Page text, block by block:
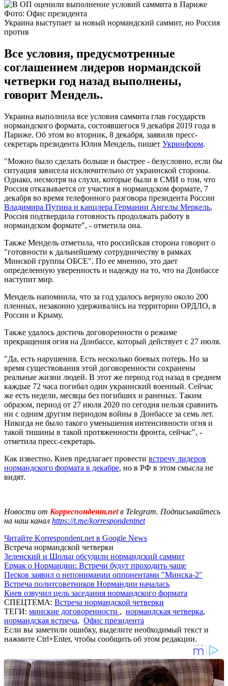
Фото: Офис президента
Украина выступает за новый нормандский саммит, но Россия
против
Все условия, предусмотренные
соглашением лидеров нормандской
четверки год назад выполнены,
говорит Мендель.
Украина выполнила все условия саммита глав государств
нормандского формата, состоявшегося 9 декабря 2019 года в
Париже. Об этом во вторник, 8 декабря, заявилв пресс-
секретарь президента Юлия Мендель, пишет Укринформ.
"Можно было сделать больше и быстрее - безусловно, если бы
ситуация зависела исключительно от украинской стороны.
Однако, несмотря на слухи, которые были в СМИ о том, что
Россия отказывается от участия в нормандском формате, 7
декабря во время телефонного разговора президента России
Владимира Путина и канцлера Германии Ангелы Меркель,
Россия подтвердила готовность продолжать работу в
нормандском формате", - отметила она.
Также Мендель отметила, что российская сторона говорит о
"готовности к дальнейшему сотрудничеству в рамках
Минской группы ОБСЕ". По ее мнению, это дает
определенную уверенность и надежду на то, что на Донбассе
наступит мир.
Мендель напомнила, что за год удалось вернуло около 200
пленных, незаконно удерживались на территории ОРДЛО, в
России и Крыму.
Также удалось достичь договоренности о режиме
прекращения огня на Донбассе, который действует с 27 июля.
"Да, есть нарушения. Есть несколько боевых потерь. Но за
время существования этой договоренности сохранены
реальные жизни людей. В этот же период год назад в среднем
каждые 72 часа погибал один украинский военный. Сейчас
же есть недели, месяцы без погибших и раненых. Таким
образом, период от 27 июля 2020 по сегодня нельзя сравнить
ни с одним другим периодом войны в Донбассе за семь лет.
Никогда не было такого уменьшения интенсивности огня и
такой тишины в такой протяженности фронта, сейчас", -
отметила пресс-секретарь.
Как известно, Киев предлагает провести встречу лидеров
нормандского формата в декабре, но в РФ в этом смысла не
видят.
Новости от Корреспондент.netв Telegram. Подписывайтесь
на наш канал https://t.me/korrespondentnet
Читайте Korrespondent.net в Google News
Встреча нормандской четверки
Зеленский и Шольц обсудили нормандский саммит
Ермак о Нормандии: Встречи будут проходить чаще
Песков заявил о непонимании оппонентами "Минска-2"
Встреча политсоветников Нормандии началась
Киев озвучил цель заседания нормандского формата
СПЕЦТЕМА: Встреча нормандской четверки
ТЕГИ: минские договоренности , нормандская четверка,
нормандская встреча, Офис президента
Если вы заметили ошибку, выделите необходимый текст и
нажмите Ctrl+Enter, чтобы сообщить об этом редакции.